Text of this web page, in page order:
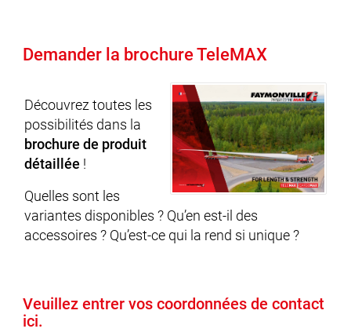
Demander la brochure TeleMAX
Découvrez toutes les
possibilités dans la
brochure de produit
détaillée !
Quelles sont les
variantes disponibles ? Qu’en est-il des
accessoires ? Qu’est-ce qui la rend si unique ?
Veuillez entrer vos coordonnées de contact
ici.